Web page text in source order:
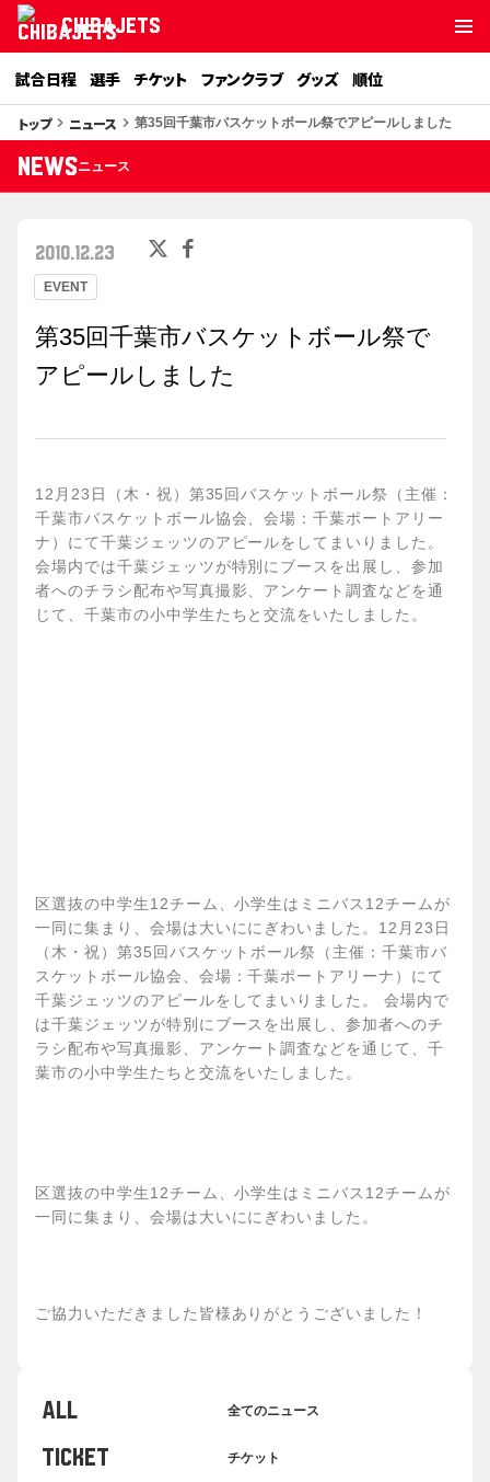
CHIBAJETS
試合日程 選手 チケット ファンクラブ グッズ 順位
トップkeyboard_arrow_right ニュース keyboard_arrow_right 第35回千葉市バスケットボール祭でアピールしました
NEWSニュース
EVENT
2010.12.23
第35回千葉市バスケットボール祭で
アピールしました
12月23日（木・祝）第35回バスケットボール祭（主催：
千葉市バスケットボール協会、会場：千葉ポートアリー
ナ）にて千葉ジェッツのアピールをしてまいりました。
会場内では千葉ジェッツが特別にブースを出展し、参加
者へのチラシ配布や写真撮影、アンケート調査などを通
じて、千葉市の小中学生たちと交流をいたしました。
区選抜の中学生12チーム、小学生はミニバス12チームが
一同に集まり、会場は大いににぎわいました。12月23日
（木・祝）第35回バスケットボール祭（主催：千葉市バ
スケットボール協会、会場：千葉ポートアリーナ）にて
千葉ジェッツのアピールをしてまいりました。 会場内で
は千葉ジェッツが特別にブースを出展し、参加者へのチ
ラシ配布や写真撮影、アンケート調査などを通じて、千
葉市の小中学生たちと交流をいたしました。
区選抜の中学生12チーム、小学生はミニバス12チームが
一同に集まり、会場は大いににぎわいました。
ご協力いただきました皆様ありがとうございました！
ALL 全てのニュース
TICKET チケット